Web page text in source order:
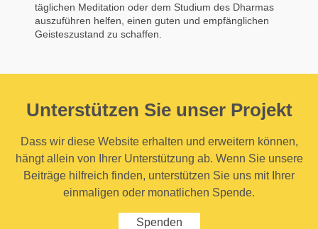
täglichen Meditation oder dem Studium des Dharmas
auszuführen helfen, einen guten und empfänglichen
Geisteszustand zu schaffen.
Unterstützen Sie unser Projekt
Dass wir diese Website erhalten und erweitern können,
hängt allein von Ihrer Unterstützung ab. Wenn Sie unsere
Beiträge hilfreich finden, unterstützen Sie uns mit Ihrer
einmaligen oder monatlichen Spende.
Spenden